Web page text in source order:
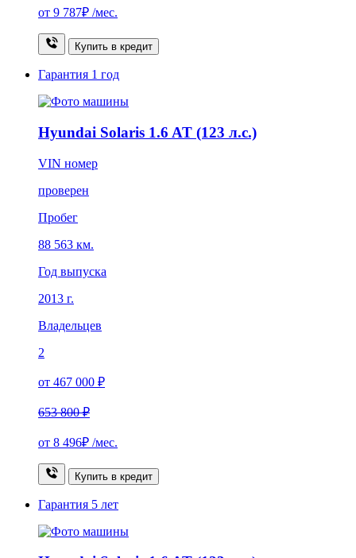
от 9 787₽ /мес.
Купить в кредит
Гарантия 1 год
Hyundai Solaris 1.6 AT (123 л.с.)
VIN номер
проверен
Пробег
88 563 км.
Год выпуска
2013 г.
Владельцев
2
от 467 000 ₽
653 800 ₽
от 8 496₽ /мес.
Купить в кредит
Гарантия 5 лет